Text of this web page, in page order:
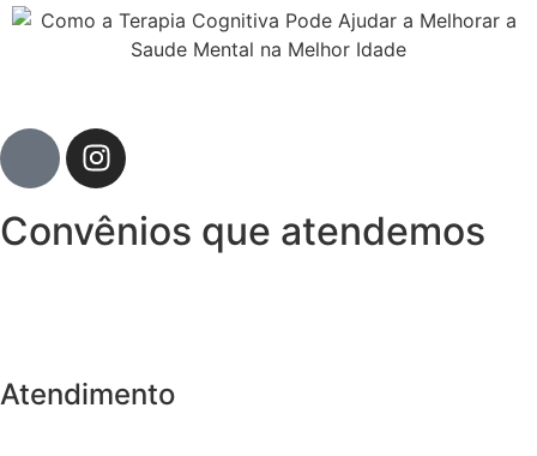
Convênios que atendemos
Atendimento